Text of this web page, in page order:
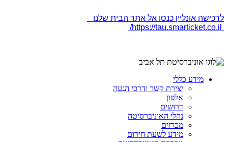
לרכישה אונליין כנסו אל אתר הבית שלנו
מידע כללי
יצירת קשר ודרכי הגעה
אלפון
דרושים
נהלי האוניברסיטה
מכרזים
מידע לשעת חירום